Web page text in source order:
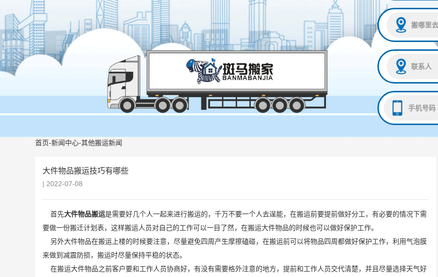
首页-新闻中心-其他搬运新闻
大件物品搬运技巧有哪些
| 2022-07-08
首先大件物品搬运是需要好几个人一起来进行搬运的，千万不要一个人去逞能，在搬运前要提前做好分工，有必要的情况下需
要做一份搬迁计划表，这样搬运人员对自己的工作可以一目了然，在搬运大件物品的时候也可以做好保护工作。
另外大件物品在搬运上楼的时候要注意，尽量避免四周产生摩擦磕碰，在搬运前可以将物品四周都做好保护工作，利用气泡膜
来做到减震防损，搬运时尽量保持平稳的状态。
在搬运大件物品之前客户要和工作人员协商好，有没有需要格外注意的地方，提前和工作人员交代清楚，并且尽量选择天气好